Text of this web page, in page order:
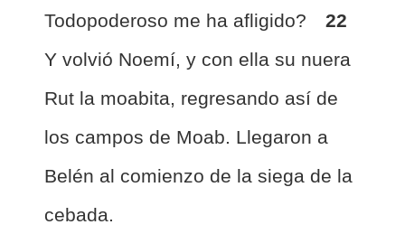
Todopoderoso me ha afligido?
22
Y volvió Noemí, y con ella su nuera
Rut la moabita, regresando así de
los campos de Moab. Llegaron a
Belén al comienzo de la siega de la
cebada.